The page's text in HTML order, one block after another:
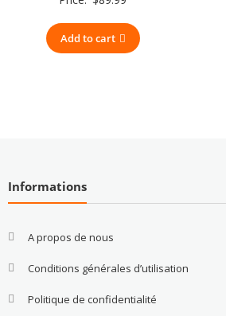
Add to cart
Informations
A propos de nous
Conditions générales d’utilisation
Politique de confidentialité